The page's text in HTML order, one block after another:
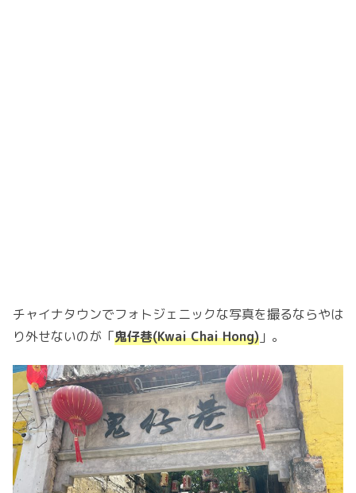
チャイナタウンでフォトジェニックな写真を撮るならやは
り外せないのが「鬼仔巷(Kwai Chai Hong) 」。